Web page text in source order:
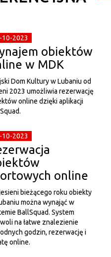
10-2023
obiektów
w MDK
Dom Kultury w Lubaniu od
2023 umożliwia rezerwację
online dzięki aplikacji
10-2023
online
bieżącego roku obiekty
można wynająć w
BallSquad. System
na łatwe znalezienie
godzin, rezerwację i
online.